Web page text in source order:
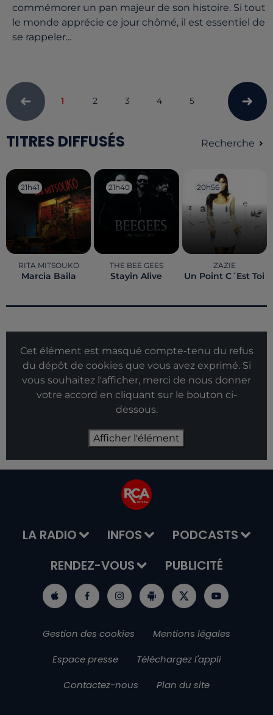
commémorer un pan majeur de son histoire. Si tout
le monde apprécie ce jour chômé, il est essentiel de
se rappeler...
1 2 3 4 5
TITRES DIFFUSÉS Recherche
21h41
21h41
RITA MITSOUKO
Marcia Baila
21h40
21h40
THE BEE GEES
Stayin Alive
20h56
20h56
ZAZIE
Un Point C´est Toi
Cet élément est masqué compte-tenu du refus
du dépôt de cookies que vous avez exprimé. Si
vous souhaitez l'afficher, merci de nous donner
votre accord en cliquant sur le bouton ci-
dessous.
Afficher l'élément
LA RADIO INFOS
PODCASTS
RENDEZ-VOUS
PUBLICITÉ
Gestion des cookies
Mentions légales
Espace presse
Téléchargez l'appli
Contactez-nous
Plan du site